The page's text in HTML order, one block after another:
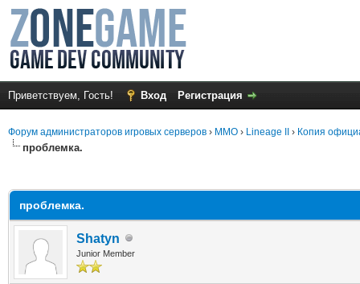
Приветствуем, Гость! Вход Регистрация
Форум администраторов игровых серверов › MMO › Lineage II › Копия
проблемка.
проблемка.
Shatyn
Junior Member